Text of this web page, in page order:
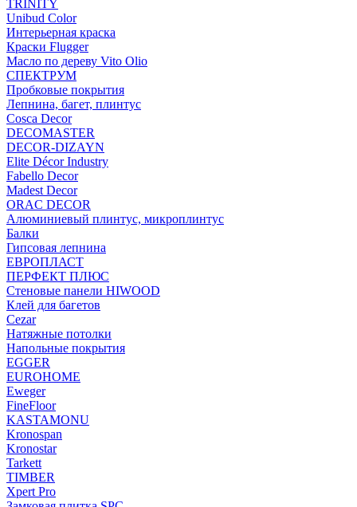
TRINITY
Unibud Color
Интерьерная краска
Краски Flugger
Масло по дереву Vito Olio
СПЕКТРУМ
Пробковые покрытия
Лепнина, багет, плинтус
Cosca Decor
DECOMASTER
DECOR-DIZAYN
Elite Décor Industry
Fabello Decor
Madest Decor
ORAC DECOR
Алюминиевый плинтус, микроплинтус
Балки
Гипсовая лепнина
ЕВРОПЛАСТ
ПЕРФЕКТ ПЛЮС
Стеновые панели HIWOOD
Клей для багетов
Cezar
Натяжные потолки
Напольные покрытия
EGGER
EUROHOME
Eweger
FineFloor
KASTAMONU
Kronospan
Kronostar
Tarkett
TIMBER
Xpert Pro